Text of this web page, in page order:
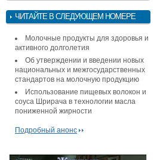
ЧИТАЙТЕ В СЛЕДУЮЩЕМ НОМЕРЕ
Молочные продукты для здоровья и
активного долголетия
Об утверждении и введении новых
национальных и межгосударственных
стандартов на молочную продукцию
Использование пищевых волокон и
соуса Шрирача в технологии масла
пониженной жирности
Подробный анонс